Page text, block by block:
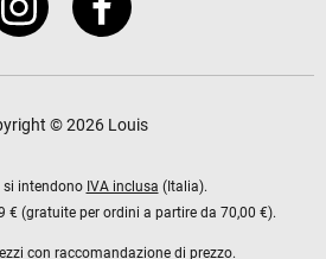
© 2026 Louis
si intendono IVA inclusa (Italia).
€ (gratuite per ordini a partire da 70,00 €).
con raccomandazione di prezzo.